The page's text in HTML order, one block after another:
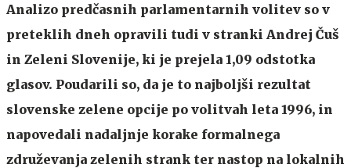
Analizo predčasnih parlamentarnih volitev so v
preteklih dneh opravili tudi v stranki Andrej Čuš
in Zeleni Slovenije, ki je prejela 1,09 odstotka
glasov. Poudarili so, da je to najboljši rezultat
slovenske zelene opcije po volitvah leta 1996, in
napovedali nadaljnje korake formalnega
združevanja zelenih strank ter nastop na lokalnih